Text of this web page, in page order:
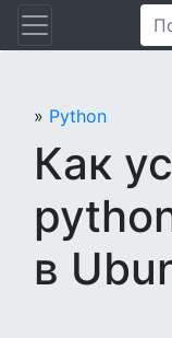
Перейти
» Python
Как
в